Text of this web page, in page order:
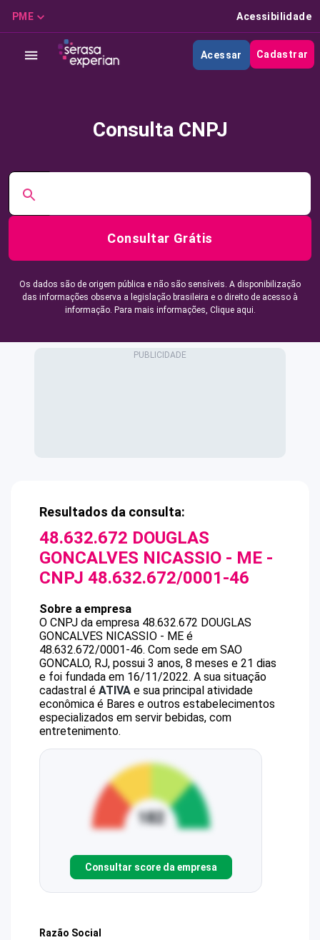
PME Acessibilidade
Acessar Cadastrar
Consulta CNPJ
Consultar Grátis
Os dados são de origem pública e não são sensíveis. A disponibilização
das informações observa a legislação brasileira e o direito de acesso à
informação. Para mais informações, Clique aqui.
Resultados da consulta:
48.632.672 DOUGLAS
GONCALVES NICASSIO - ME -
CNPJ 48.632.672/0001-46
Sobre a empresa
O CNPJ da empresa 48.632.672 DOUGLAS
GONCALVES NICASSIO - ME é
48.632.672/0001-46. Com sede em SAO
GONCALO, RJ, possui 3 anos, 8 meses e 21 dias
e foi fundada em 16/11/2022. A sua situação
cadastral é ATIVA e sua principal atividade
econômica é Bares e outros estabelecimentos
especializados em servir bebidas, com
entretenimento.
Consultar score da empresa
Razão Social